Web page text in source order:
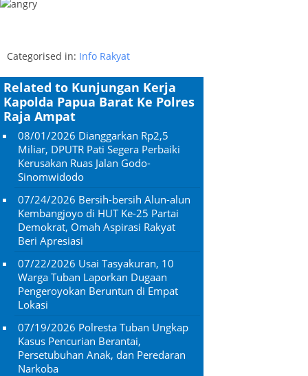
Categorised in: Info Rakyat
Related to Kunjungan Kerja
Kapolda Papua Barat Ke Polres
Raja Ampat
08/01/2026 Dianggarkan Rp2,5
Miliar, DPUTR Pati Segera Perbaiki
Kerusakan Ruas Jalan Godo-
Sinomwidodo
07/24/2026 Bersih-bersih Alun-alun
Kembangjoyo di HUT Ke-25 Partai
Demokrat, Omah Aspirasi Rakyat
Beri Apresiasi
07/22/2026 Usai Tasyakuran, 10
Warga Tuban Laporkan Dugaan
Pengeroyokan Beruntun di Empat
Lokasi
07/19/2026 Polresta Tuban Ungkap
Kasus Pencurian Berantai,
Persetubuhan Anak, dan Peredaran
Narkoba